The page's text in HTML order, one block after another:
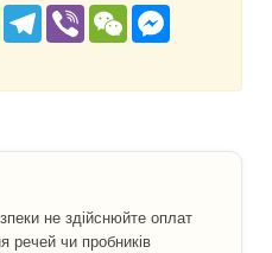
WhatsAppTelegram
Viber WeChat
не здійснюйте оплат
речей чи пробників